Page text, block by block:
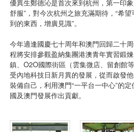
優異生鄭德沁是首次來到杭州，第一印
舒服”，對今次杭州之旅充滿期待，“希
到的東西，增廣見識”。
今年適逢國慶七十周年和澳門回歸二十
程將安排參觀盈納集團港澳青年實習鍛
鎮、O2O國際街區（雲集微店、留創館
受內地科技日新月異的發展，從而啟發
裝備自己，利用澳門“一平台一中心”的
國及澳門發展作出貢獻。